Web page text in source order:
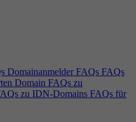
Domainanmelder FAQs FAQs
Domain FAQs zu
zu IDN-Domains FAQs für